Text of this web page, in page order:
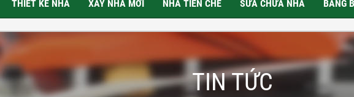
THIẾT KẾ NHÀ XÂY NHÀ MỚI NHÀ TIỀN CHẾ SỬA CHỮA NHÀ BẢNG
TIN TỨC